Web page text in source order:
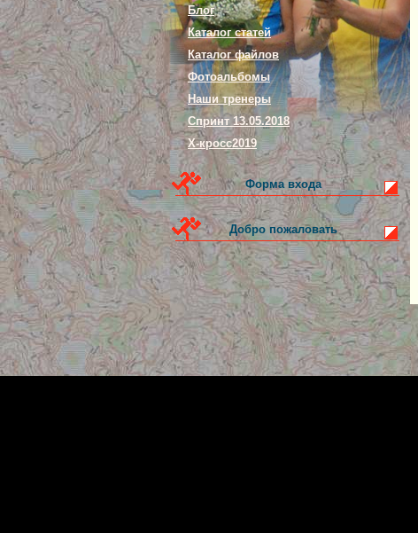
Блог
Каталог статей
Каталог файлов
Фотоальбомы
Наши тренеры
Спринт 13.05.2018
Х-кросс2019
Форма входа
Добро пожаловать